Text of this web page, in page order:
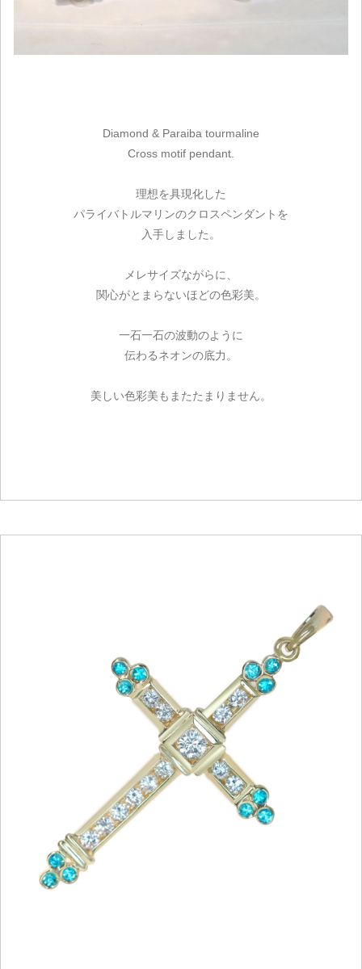
Diamond & Paraiba tourmaline
Cross motif pendant.
理想を具現化した
パライバトルマリンのクロスペンダントを
入手しました。
メレサイズながらに、
関心がとまらないほどの色彩美。
一石一石の波動のように
伝わるネオンの底力。
美しい色彩美もまたたまりません。